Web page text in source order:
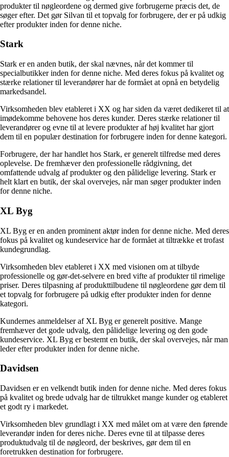
produkter til nøgleordene og dermed give forbrugerne præcis det, de
søger efter. Det gør Silvan til et topvalg for forbrugere, der er på udkig
efter produkter inden for denne niche.
Stark
Stark er en anden butik, der skal nævnes, når det kommer til
specialbutikker inden for denne niche. Med deres fokus på kvalitet og
stærke relationer til leverandører har de formået at opnå en betydelig
markedsandel.
Virksomheden blev etableret i XX og har siden da været dedikeret til at
imødekomme behovene hos deres kunder. Deres stærke relationer til
leverandører og evne til at levere produkter af høj kvalitet har gjort
dem til en populær destination for forbrugere inden for denne kategori.
Forbrugere, der har handlet hos Stark, er generelt tilfredse med deres
oplevelse. De fremhæver den professionelle rådgivning, det
omfattende udvalg af produkter og den pålidelige levering. Stark er
helt klart en butik, der skal overvejes, når man søger produkter inden
for denne niche.
XL Byg
XL Byg er en anden prominent aktør inden for denne niche. Med deres
fokus på kvalitet og kundeservice har de formået at tiltrække et trofast
kundegrundlag.
Virksomheden blev etableret i XX med visionen om at tilbyde
professionelle og gør-det-selvere en bred vifte af produkter til rimelige
priser. Deres tilpasning af produkttilbudene til nøgleordene gør dem til
et topvalg for forbrugere på udkig efter produkter inden for denne
kategori.
Kundernes anmeldelser af XL Byg er generelt positive. Mange
fremhæver det gode udvalg, den pålidelige levering og den gode
kundeservice. XL Byg er bestemt en butik, der skal overvejes, når man
leder efter produkter inden for denne niche.
Davidsen
Davidsen er en velkendt butik inden for denne niche. Med deres fokus
på kvalitet og brede udvalg har de tiltrukket mange kunder og etableret
et godt ry i markedet.
Virksomheden blev grundlagt i XX med målet om at være den førende
leverandør inden for deres niche. Deres evne til at tilpasse deres
produktudvalg til de nøgleord, der beskrives, gør dem til en
foretrukken destination for forbrugere.